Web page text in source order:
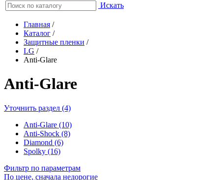
Искать
Главная /
Каталог /
Защитные пленки /
LG /
Anti-Glare
Anti-Glare
Уточнить раздел (4)
Anti-Glare (10)
Anti-Shock (8)
Diamond (6)
Spolky (16)
Фильтр по параметрам
По цене, сначала недорогие